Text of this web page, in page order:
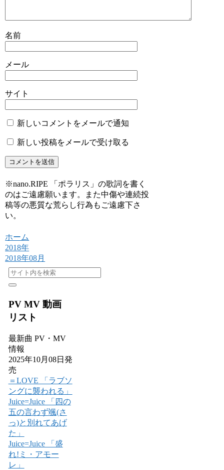
名前
メール
サイト
新しいコメントをメールで通知
新しい投稿をメールで受け取る
※nano.RIPE 「ポラリス」の歌詞を書く
のはご遠慮願います。また中傷や連続投
稿等の悪質な荒らし行為もご遠慮下さ
い。
ホーム
2018年
2018年08月
PV MV 動画
リスト
最新曲 PV・MV
情報
2025年10月08日発
売
＝LOVE 「ラブソ
ングに襲われる」
Juice=Juice 「四の
五の言わず颯(さ
っ)と別れてあげ
た」
Juice=Juice 「盛
れ!ミ・アモー
レ」